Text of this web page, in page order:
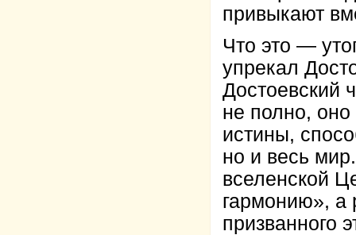
привыкают
Что это —
упрекал
Достоевский
не полно, оно
истины,
но и весь
вселенской
гармонию», а
призванного